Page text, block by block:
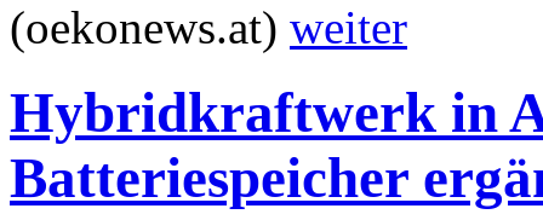
(oekonews.at) weiter
Hybridkraftwerk in
Batteriespeicher